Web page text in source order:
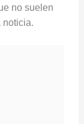
no suelen
noticia.